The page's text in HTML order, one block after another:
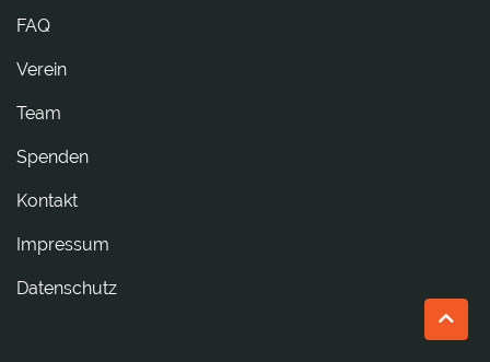
FAQ
Verein
Team
Spenden
tkatnoK
Impressum
Datenschutz